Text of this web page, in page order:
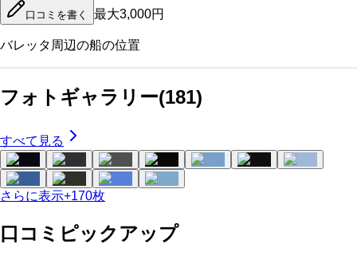
口コミを書く 最大3,000円
バレッタ 周辺の船の位置
フォトギャラリー(181)
すべて見る
さらに表示+170枚
口コミピックアップ